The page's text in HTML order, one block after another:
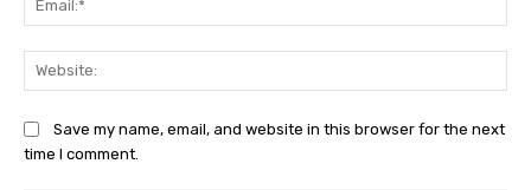
Save my name, email, and website in this browser for the next
time I comment.